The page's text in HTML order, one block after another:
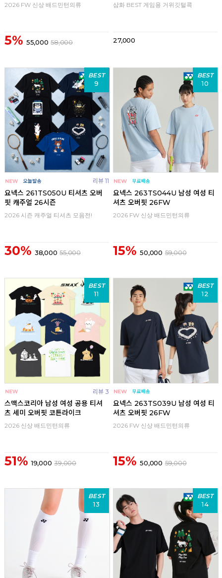
2026 FW 신상 배드민턴의류
5% 55,000 58,000
삼화 BEST 게임용 거위깃털콕
27,000
BEST
9
리뷰 11
요넥스 261TS050U 티셔츠 오버
핏 캐주얼 26시즌
2026 시즌 캐주얼 티셔츠 모음전!
30% 38,000 55,000
BEST
10
요넥스 263TS044U 남성 여성 티
셔츠 오버핏 26FW
2026 FW 신상 배드민턴의류
15% 50,000 59,000
BEST
11
리뷰 3
스맥스코리아 남성 여성 공용 티셔
츠 세미 오버핏 코튼라이크
2026 신상 배드민턴의류
51% 19,000 39,000
BEST
12
요넥스 263TS039U 남성 여성 티
셔츠 오버핏 26FW
2026 FW 신상 배드민턴의류
15% 50,000 59,000
BEST
13
BEST
14